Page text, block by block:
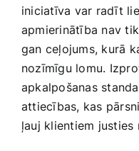
iniciatīva‌ var radīt
apmierinātība nav
gan ceļojums, kurā
nozīmīgu lomu.
apkalpošanas
attiecības, kas
ļauj klientiem justies